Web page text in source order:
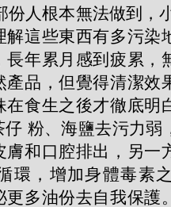
份人根本無法做到，
解這些東西有多污染
長年累月感到疲累，
產品，但覺得清潔效
在食生之後才徹底明
粉、海鹽去污力弱
膚和口腔排出，另一
環，增加身體毒素
更多油份去自我保護